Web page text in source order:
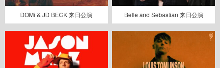
DOMi & JD BECK 来日公演 Belle and Sebastian 来日公演